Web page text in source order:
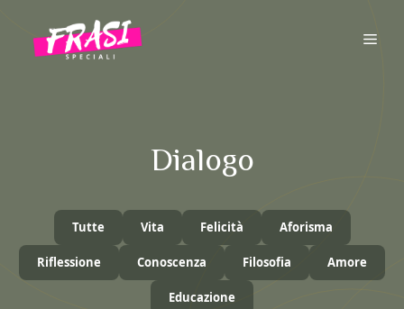
contenuto
Dialogo
Tutte Vita Felicità Aforisma
Riflessione Conoscenza Filosofia Amore
Educazione